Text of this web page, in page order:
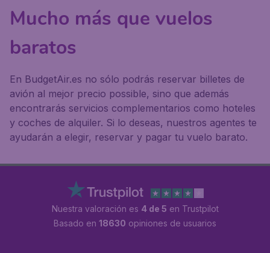
Mucho más que vuelos
baratos
En BudgetAir.es no sólo podrás reservar billetes de
avión al mejor precio possible, sino que además
encontrarás servicios complementarios como hoteles
y coches de alquiler. Si lo deseas, nuestros agentes te
ayudarán a elegir, reservar y pagar tu vuelo barato.
Nuestra valoración es 4 de 5 en Trustpilot
Basado en 18630 opiniones de usuarios